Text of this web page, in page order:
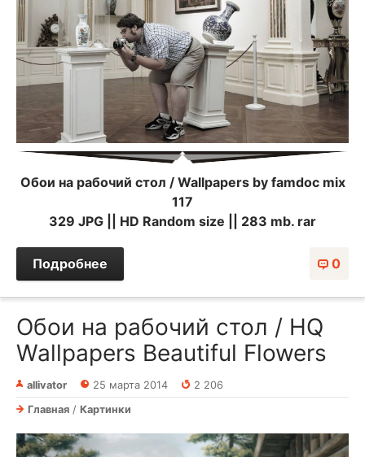
Обои на рабочий стол / Wallpapers by famdoc mix
117
329 JPG || HD Random size || 283 mb. rar
0
Подробнее
Обои на рабочий стол / HQ
Wallpapers Beautiful Flowers
allivator 25 марта 2014
2 206
Главная / Картинки